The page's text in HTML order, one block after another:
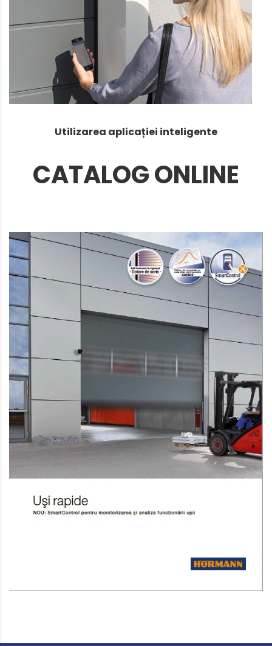
Utilizarea aplicației inteligente
CATALOG ONLINE